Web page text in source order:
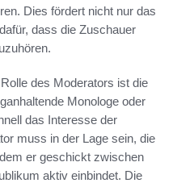
Dies fördert nicht nur das
dass die Zuschauer
des Moderators ist die
Monologe oder
das Interesse der
muss in der Lage sein, die
er geschickt zwischen
aktiv einbindet. Die